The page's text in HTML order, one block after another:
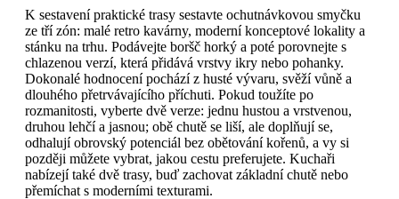
K sestavení praktické trasy sestavte ochutnávkovou smyčku
ze tří zón: malé retro kavárny, moderní konceptové lokality a
stánku na trhu. Podávejte boršč horký a poté porovnejte s
chlazenou verzí, která přidává vrstvy ikry nebo pohanky.
Dokonalé hodnocení pochází z husté vývaru, svěží vůně a
dlouhého přetrvávajícího příchuti. Pokud toužíte po
rozmanitosti, vyberte dvě verze: jednu hustou a vrstvenou,
druhou lehčí a jasnou; obě chutě se liší, ale doplňují se,
odhalují obrovský potenciál bez obětování kořenů, a vy si
později můžete vybrat, jakou cestu preferujete. Kuchaři
nabízejí také dvě trasy, buď zachovat základní chutě nebo
přemíchat s moderními texturami.